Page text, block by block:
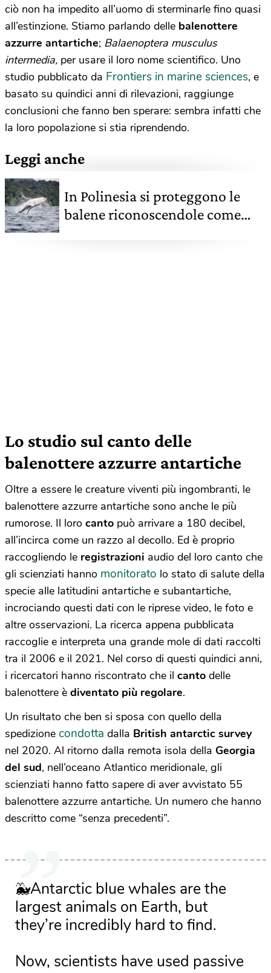
ciò non ha impedito all’uomo di sterminarle fino quasi
all’estinzione. Stiamo parlando delle balenottere
azzurre antartiche; Balaenoptera musculus
intermedia, per usare il loro nome scientifico. Uno
studio pubblicato da Frontiers in marine sciences, e
basato su quindici anni di rilevazioni, raggiunge
conclusioni che fanno ben sperare: sembra infatti che
la loro popolazione si stia riprendendo.
Leggi anche
In Polinesia si proteggono le
balene riconoscendole come
Lo studio sul canto delle
balenottere azzurre antartiche
Oltre a essere le creature viventi più ingombranti, le
balenottere azzurre antartiche sono anche le più
rumorose. Il loro canto può arrivare a 180 decibel,
all’incirca come un razzo al decollo. Ed è proprio
raccogliendo le registrazioni audio del loro canto che
gli scienziati hanno monitorato lo stato di salute della
specie alle latitudini antartiche e subantartiche,
incrociando questi dati con le riprese video, le foto e
altre osservazioni. La ricerca appena pubblicata
raccoglie e interpreta una grande mole di dati raccolti
tra il 2006 e il 2021. Nel corso di questi quindici anni,
i ricercatori hanno riscontrato che il canto delle
balenottere è diventato più regolare.
Un risultato che ben si sposa con quello della
spedizione condotta dalla British antarctic survey
nel 2020. Al ritorno dalla remota isola della Georgia
del sud, nell’oceano Atlantico meridionale, gli
scienziati hanno fatto sapere di aver avvistato 55
balenottere azzurre antartiche. Un numero che hanno
descritto come “senza precedenti”.
🐳Antarctic blue whales are the
largest animals on Earth, but
they’re incredibly hard to find.
Now, scientists have used passive